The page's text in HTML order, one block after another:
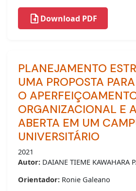
Download PDF
PLANEJAMENTO
UMA PROPOSTA
O
ORGANIZACIONAL E
ABERTA EM UM
UNIVERSITÁRIO
2021
Autor:DAIANE TIEME KAWAHARA
Orientador:Ronie Galeano